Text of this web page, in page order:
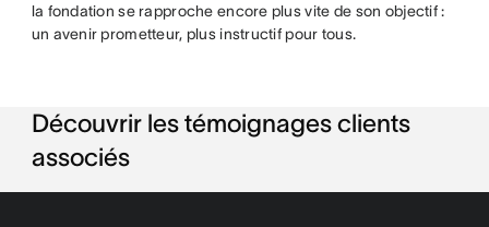
la fondation se rapproche encore plus vite de son objectif :
un avenir prometteur, plus instructif pour tous.
Découvrir les témoignages clients
associés